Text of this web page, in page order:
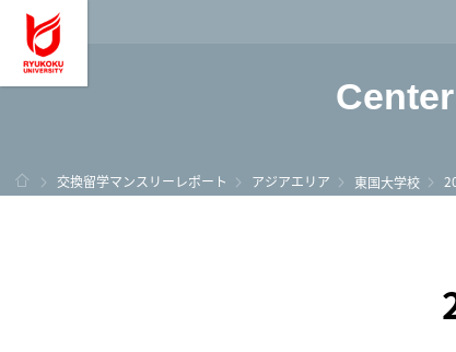
龍谷大学
ホーム
交換留学マンスリーレポート アジアエリア 東国大学校